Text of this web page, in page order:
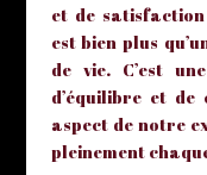
et de
est bien plus
de vie. C’est
d’équilibre et de
aspect de notre
pleinement